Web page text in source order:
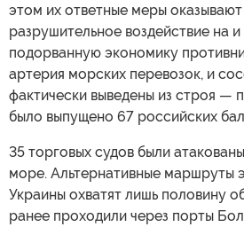
этом их ответные меры
разрушительное воздействие на и
подорванную экономику
артерия морских перевозок, и
фактически выведены из строя —
было выпущено 67 российских
35 торговых судов были
море. Альтернативные маршруты
Украины охватят лишь половину
ранее проходили через порты